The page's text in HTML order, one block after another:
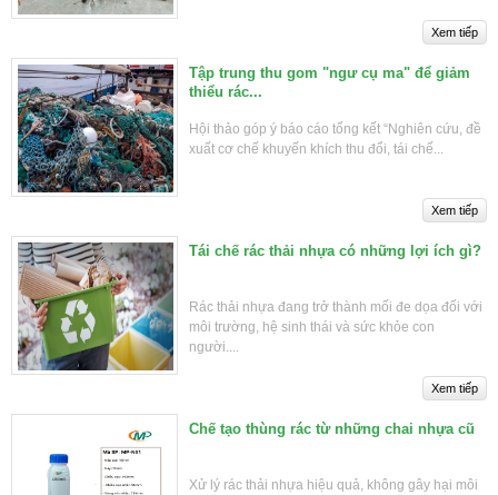
Tập trung thu gom "ngư cụ ma" để giảm
thiểu rác...
Hội thảo góp ý báo cáo tổng kết “Nghiên cứu, đề
xuất cơ chế khuyến khích thu đổi, tái chế...
Tái chế rác thải nhựa có những lợi ích gì?
Rác thải nhựa đang trở thành mối đe dọa đối với
môi trường, hệ sinh thái và sức khỏe con
người....
Chế tạo thùng rác từ những chai nhựa cũ
Xử lý rác thải nhựa hiệu quả, không gây hại môi